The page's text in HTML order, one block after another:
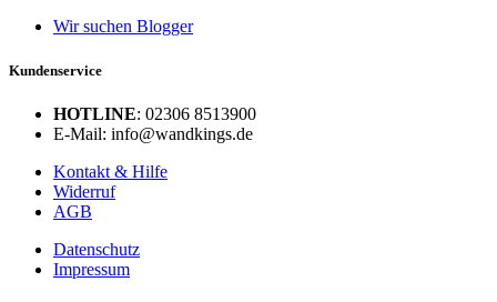
Wir suchen Blogger
Kundenservice
HOTLINE: 02306 8513900
E-Mail: info@wandkings.de
Kontakt & Hilfe
Widerruf
AGB
Datenschutz
Impressum